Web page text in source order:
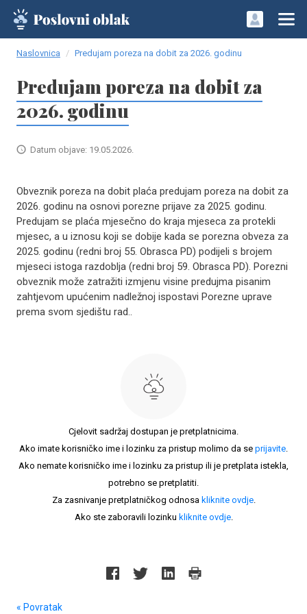
Naslovnica Predujam poreza na dobit za 2026. godinu
Predujam poreza na dobit za
2026. godinu
Datum objave: 19.05.2026.
Obveznik poreza na dobit plaća predujam poreza na dobit za
2026. godinu na osnovi porezne prijave za 2025. godinu.
Predujam se plaća mjesečno do kraja mjeseca za protekli
mjesec, a u iznosu koji se dobije kada se porezna obveza za
2025. godinu (redni broj 55. Obrasca PD) podijeli s brojem
mjeseci istoga razdoblja (redni broj 59. Obrasca PD). Porezni
obveznik može zatražiti izmjenu visine predujma pisanim
zahtjevom upućenim nadležnoj ispostavi Porezne uprave
prema svom sjedištu rad..
Cjelovit sadržaj dostupan je pretplatnicima.
Ako imate korisničko ime i lozinku za pristup molimo da se prijavite.
Ako nemate korisničko ime i lozinku za pristup ili je pretplata istekla,
potrebno se pretplatiti.
Za zasnivanje pretplatničkog odnosa kliknite ovdje.
Ako ste zaboravili lozinku kliknite ovdje.
« Povratak